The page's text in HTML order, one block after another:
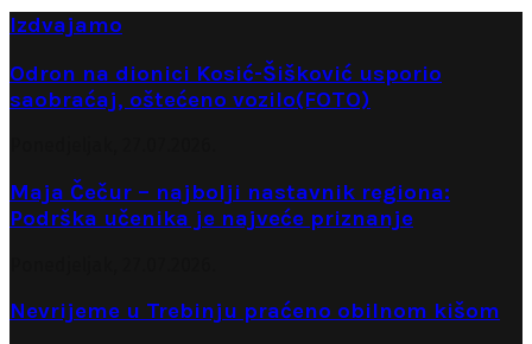
Izdvajamo
Odron na dionici Kosić-Šišković usporio
saobraćaj, oštećeno vozilo(FOTO)
Maja Čečur – najbolji nastavnik regiona:
Podrška učenika je najveće priznanje
Nevrijeme u Trebinju praćeno obilnom kišom